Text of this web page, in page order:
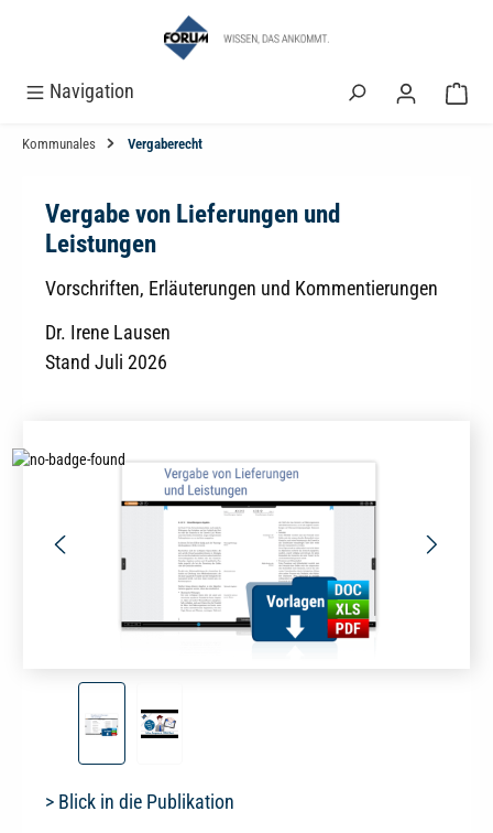
Navigation
Kommunales Vergaberecht
Vergabe von Lieferungen und
Leistungen
Vorschriften, Erläuterungen und Kommentierungen
Dr. Irene Lausen
Stand Juli 2026
> Blick in die Publikation